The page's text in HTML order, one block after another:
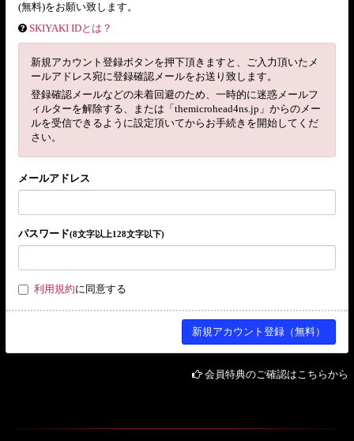
(無料)をお願い致します。
SKIYAKI IDとは？
新規アカウント登録ボタンを押下頂きますと、ご入力頂いたメ
ールアドレス宛に登録確認メールをお送り致します。
登録確認メールなどの未着回避のため、一時的に迷惑メールフ
ィルターを解除する、または「themicrohead4ns.jp」からのメー
ルを受信できるように設定頂いてからお手続きを開始してくだ
さい。
メールアドレス
パスワード(8文字以上128文字以下)
利用規約に同意する
会員特典のご確認はこちらから